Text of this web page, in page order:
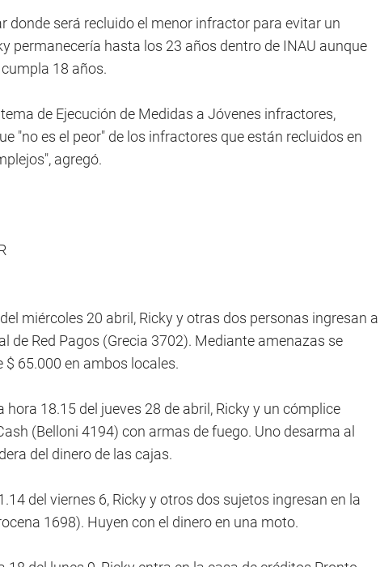
donde será recluido el menor infractor para evitar un
permanecería hasta los 23 años dentro de INAU aunque
18 años.
de Ejecución de Medidas a Jóvenes infractores,
"no es el peor" de los infractores que están recluidos en
agregó.
del miércoles 20 abril, Ricky y otras dos personas ingresan a
de Red Pagos (Grecia 3702). Mediante amenazas se
$ 65.000 en ambos locales.
hora 18.15 del jueves 28 de abril, Ricky y un cómplice
(Belloni 4194) con armas de fuego. Uno desarma al
del dinero de las cajas.
del viernes 6, Ricky y otros dos sujetos ingresan en la
1698). Huyen con el dinero en una moto.